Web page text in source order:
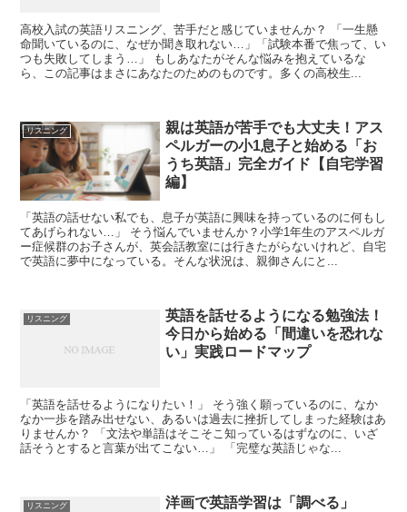
高校入試の英語リスニング、苦手だと感じていませんか？ 「一生懸
命聞いているのに、なぜか聞き取れない…」「試験本番で焦って、い
つも失敗してしまう…」 もしあなたがそんな悩みを抱えているな
ら、この記事はまさにあなたのためのものです。多くの高校生...
リスニング
親は英語が苦手でも大丈夫！アス
ペルガーの小1息子と始める「お
うち英語」完全ガイド【自宅学習
編】
「英語の話せない私でも、息子が英語に興味を持っているのに何もし
てあげられない…」 そう悩んでいませんか？小学1年生のアスペルガ
ー症候群のお子さんが、英会話教室には行きたがらないけれど、自宅
で英語に夢中になっている。そんな状況は、親御さんにと...
リスニング
英語を話せるようになる勉強法！
今日から始める「間違いを恐れな
い」実践ロードマップ
「英語を話せるようになりたい！」 そう強く願っているのに、なか
なか一歩を踏み出せない、あるいは過去に挫折してしまった経験はあ
りませんか？ 「文法や単語はそこそこ知っているはずなのに、いざ
話そうとすると言葉が出てこない…」 「完璧な英語じゃな...
リスニング
洋画で英語学習は「調べる」